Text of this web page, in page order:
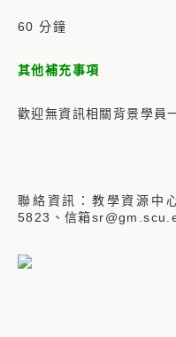
60 分鐘
其他補充事項
歡迎無資訊相關背景學員
聯絡資訊：教學資源中
5823、信箱